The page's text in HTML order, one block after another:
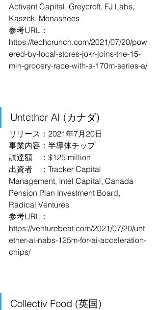
Activant Capital, Greycroft, FJ Labs,
Kaszek, Monashees
参考URL：
https://techcrunch.com/2021/07/20/pow
ered-by-local-stores-jokr-joins-the-15-
min-grocery-race-with-a-170m-series-a/
Untether AI (カナダ)
リリース：2021年7月20日
事業内容：半導体チップ
調達額　：$125 million
出資者　：Tracker Capital
Management, Intel Capital, Canada
Pension Plan Investment Board,
Radical Ventures
参考URL：
https://venturebeat.com/2021/07/20/unt
ether-ai-nabs-125m-for-ai-acceleration-
chips/
Collectiv Food (英国)